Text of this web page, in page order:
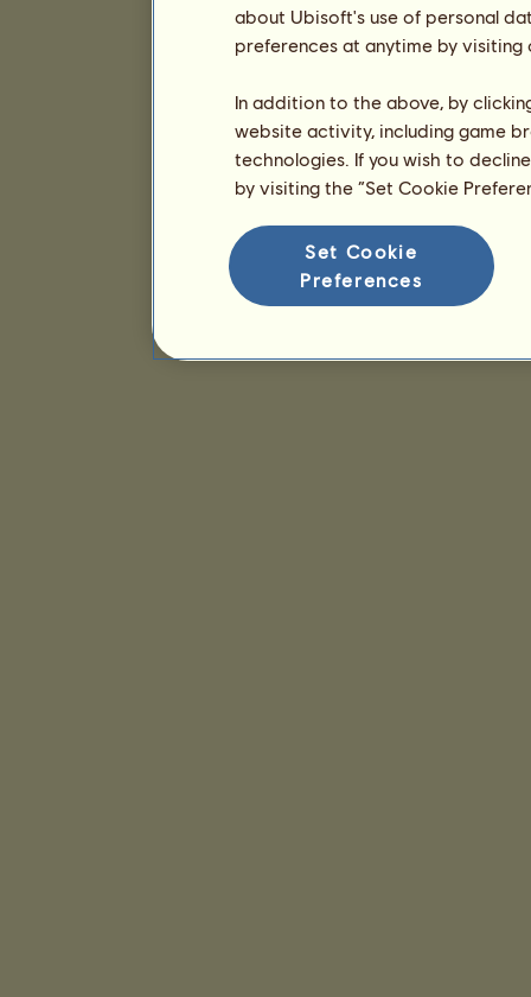
about Ubisoft's use of personal
preferences at anytime by
In addition to the above, by
website activity, including game
technologies. If you wish to
by visiting the “Set Cookie
Set Cookie
Preferences